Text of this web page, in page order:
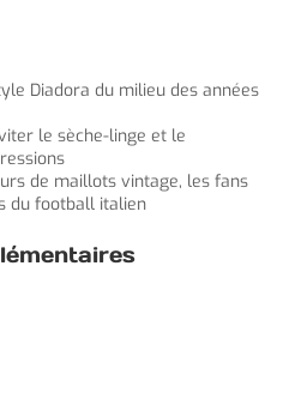
Diadora du milieu des années
le sèche-linge et le
de maillots vintage, les fans
du football italien